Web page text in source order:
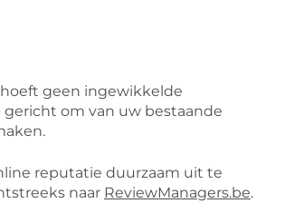
geen ingewikkelde
gericht om van uw bestaande
reputatie duurzaam uit te
naar ReviewManagers.be.